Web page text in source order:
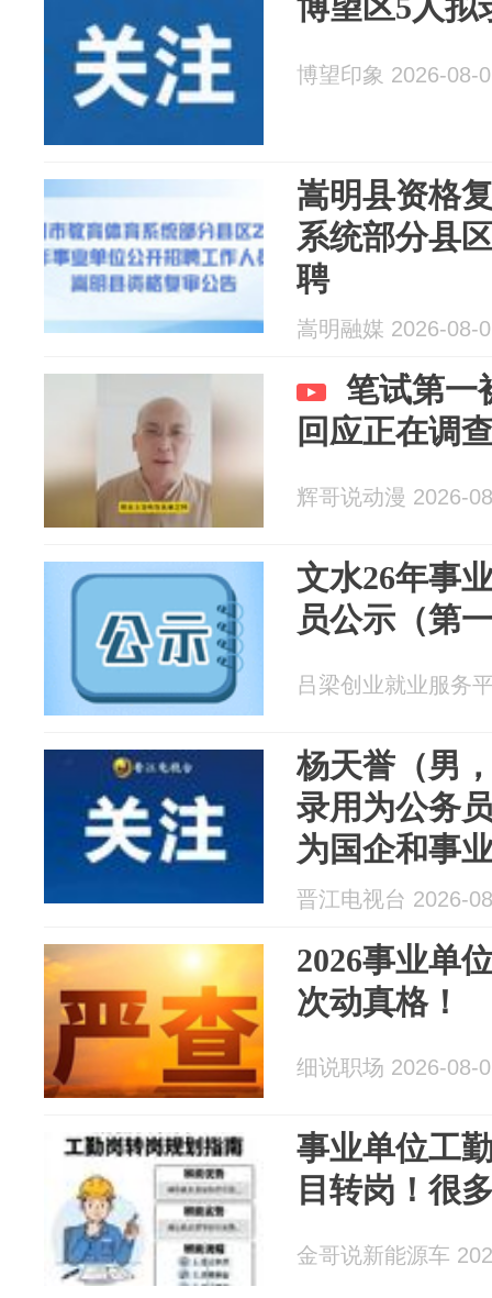
博望印象 2026-08-
嵩明县资格
系统部分县
聘
嵩明融媒 2026-08-
笔试第一
回应正在调
辉哥说动漫 2026-
文水26年事
员公示（第
吕梁创业就业服务
杨天誉（男
录用为公务
为国企和事
年内不得办
晋江电视台 2026-
2026事业单
次动真格！
细说职场 2026-08-
事业单位工
目转岗！很
金哥说新能源车